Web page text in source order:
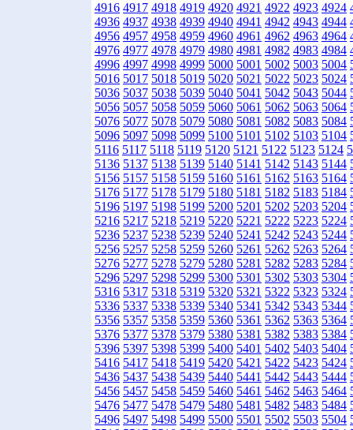
4916 4917 4918 4919 4920 4921 4922 4923 4924
4936 4937 4938 4939 4940 4941 4942 4943 4944
4956 4957 4958 4959 4960 4961 4962 4963 4964
4976 4977 4978 4979 4980 4981 4982 4983 4984
4996 4997 4998 4999 5000 5001 5002 5003 5004
5016 5017 5018 5019 5020 5021 5022 5023 5024
5036 5037 5038 5039 5040 5041 5042 5043 5044
5056 5057 5058 5059 5060 5061 5062 5063 5064
5076 5077 5078 5079 5080 5081 5082 5083 5084
5096 5097 5098 5099 5100 5101 5102 5103 5104
5116 5117 5118 5119 5120 5121 5122 5123 5124
5136 5137 5138 5139 5140 5141 5142 5143 5144
5156 5157 5158 5159 5160 5161 5162 5163 5164
5176 5177 5178 5179 5180 5181 5182 5183 5184
5196 5197 5198 5199 5200 5201 5202 5203 5204
5216 5217 5218 5219 5220 5221 5222 5223 5224
5236 5237 5238 5239 5240 5241 5242 5243 5244
5256 5257 5258 5259 5260 5261 5262 5263 5264
5276 5277 5278 5279 5280 5281 5282 5283 5284
5296 5297 5298 5299 5300 5301 5302 5303 5304
5316 5317 5318 5319 5320 5321 5322 5323 5324
5336 5337 5338 5339 5340 5341 5342 5343 5344
5356 5357 5358 5359 5360 5361 5362 5363 5364
5376 5377 5378 5379 5380 5381 5382 5383 5384
5396 5397 5398 5399 5400 5401 5402 5403 5404
5416 5417 5418 5419 5420 5421 5422 5423 5424
5436 5437 5438 5439 5440 5441 5442 5443 5444
5456 5457 5458 5459 5460 5461 5462 5463 5464
5476 5477 5478 5479 5480 5481 5482 5483 5484
5496 5497 5498 5499 5500 5501 5502 5503 5504